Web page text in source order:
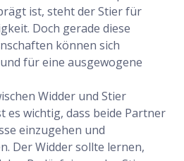
ist, steht der Stier für
Doch gerade diese
können sich
für eine ausgewogene
Widder und Stier
es wichtig, dass beide Partner
einzugehen und
Der Widder sollte lernen,